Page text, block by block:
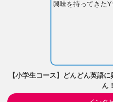
【小学生コース】どんどん英語
ん！